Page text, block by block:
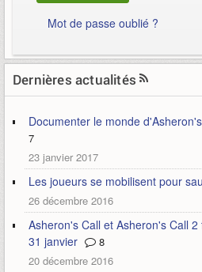
Mot de passe oublié ?
Dernières actualités
Documenter le monde
7
23 janvier 2017
Les joueurs se mobilisent pour
26 décembre 2016
Asheron's Call et Asheron's Call
31 janvier
8
20 décembre 2016